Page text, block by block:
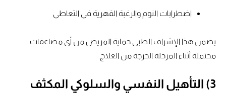
اضطرابات النوم والرغبة القهرية في التعاطي
يضمن هذا الإشراف الطبي حماية المريض من أي مضاعفات
محتملة أثناء المرحلة الحرجة من العلاج.
3) التأهيل النفسي والسلوكي المكثف